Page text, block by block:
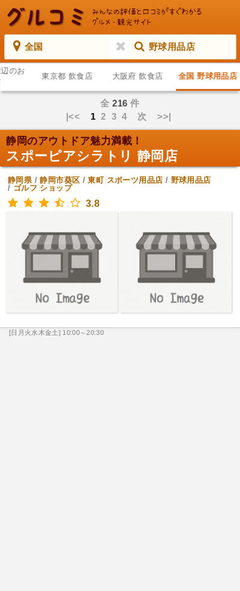
全国 野球用品店
のお
東京都 飲食店 大阪府 飲食店 全国 野球用品店
全216 件
|<< 12 3 4 次 >>|
静岡のアウトドア魅力満載！
スポーピアシラトリ 静岡店
静岡県/静岡市葵区 /東町 スポーツ用品店 / 野球用品店
/ ゴルフ ショップ
3.8
[日月火水木金土] 10:00～20:30